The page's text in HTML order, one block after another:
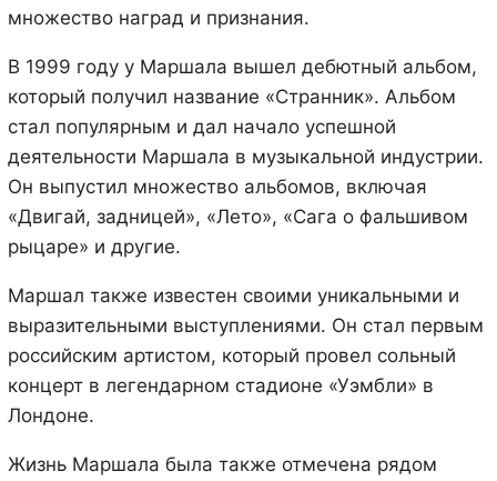
множество наград и признания.
В 1999 году у Маршала вышел дебютный альбом,
который получил название «Странник». Альбом
стал популярным и дал начало успешной
деятельности Маршала в музыкальной индустрии.
Он выпустил множество альбомов, включая
«Двигай, задницей», «Лето», «Сага о фальшивом
рыцаре» и другие.
Маршал также известен своими уникальными и
выразительными выступлениями. Он стал первым
российским артистом, который провел сольный
концерт в легендарном стадионе «Уэмбли» в
Лондоне.
Жизнь Маршала была также отмечена рядом